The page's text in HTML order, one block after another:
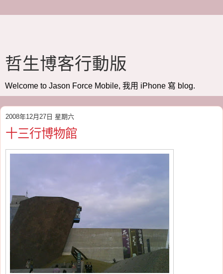
哲生博客行動版
Welcome to Jason Force Mobile, 我用 iPhone 寫 blog.
2008年12月27日 星期六
十三行博物館